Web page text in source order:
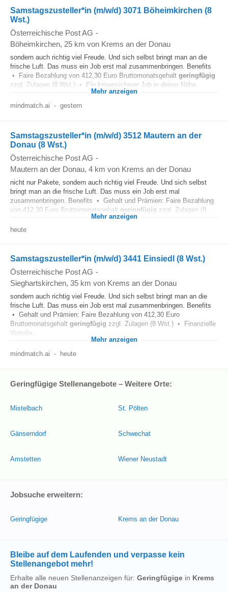
Samstagszusteller*in (m/w/d) 3071 Böheimkirchen (8
Wst.)
Österreichische Post AG -
Böheimkirchen, 25 km von Krems an der Donau
sondern auch richtig viel Freude. Und sich selbst bringt man an die
frische Luft. Das muss ein Job erst mal zusammenbringen. Benefits
• Faire Bezahlung von 412,30 Euro Bruttomonatsgehalt geringfügig
zzgl. Zulagen (8 Wst.) • Ein krisensicherer Job in deiner Nähe...
Mehr anzeigen
mindmatch.ai - gestern
Samstagszusteller*in (m/w/d) 3512 Mautern an der
Donau (8 Wst.)
Österreichische Post AG -
Mautern an der Donau, 4 km von Krems an der Donau
nicht nur Pakete, sondern auch richtig viel Freude. Und sich selbst
bringt man an die frische Luft. Das muss ein Job erst mal
zusammenbringen. Benefits • Gehalt und Prämien: Faire Bezahlung
von 412,30 Euro Bruttomonatsgehalt geringfügig zzgl. Zulagen (8...
Mehr anzeigen
heute
Samstagszusteller*in (m/w/d) 3441 Einsiedl (8 Wst.)
Österreichische Post AG -
Sieghartskirchen, 35 km von Krems an der Donau
sondern auch richtig viel Freude. Und sich selbst bringt man an die
frische Luft. Das muss ein Job erst mal zusammenbringen. Benefits
• Gehalt und Prämien: Faire Bezahlung von 412,30 Euro
Bruttomonatsgehalt geringfügig zzgl. Zulagen (8 Wst.) • Finanzielle
Vorteile...
Mehr anzeigen
mindmatch.ai - heute
Geringfügige Stellenangebote – Weitere Orte:
Mistelbach
Gänserndorf
Amstetten
St. Pölten
Schwechat
Wiener Neustadt
Jobsuche erweitern:
Geringfügige Krems an der Donau
Bleibe auf dem Laufenden und verpasse kein
Stellenangebot mehr!
Erhalte alle neuen Stellenanzeigen für: Geringfügige in Krems
an der Donau